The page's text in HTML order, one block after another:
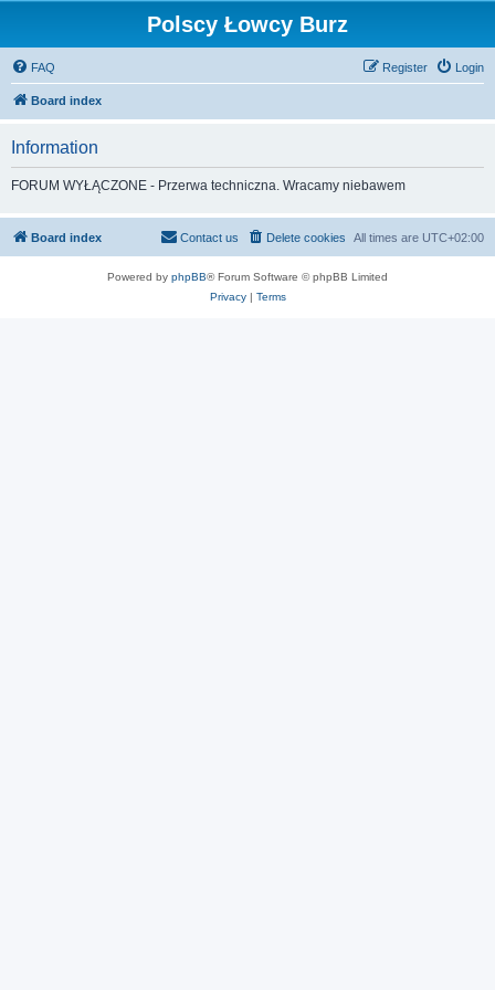
Polscy Łowcy Burz
FAQ Login
Register
Board index
Information
FORUM WYŁĄCZONE - Przerwa techniczna. Wracamy niebawem
Board index All times are UTC+02:00
Delete cookies
Contact us
Powered by phpBB® Forum Software © phpBB Limited
Privacy| Terms